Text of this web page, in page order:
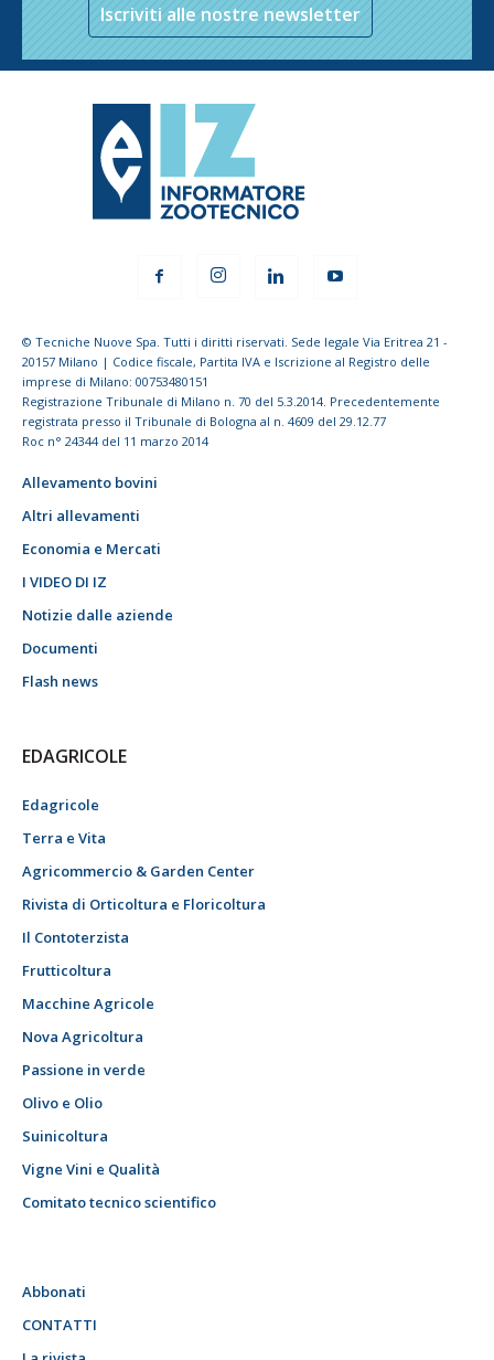
Iscriviti alle nostre newsletter
© Tecniche Nuove Spa. Tutti i diritti riservati. Sede legale Via Eritrea 21 -
20157 Milano | Codice fiscale, Partita IVA e Iscrizione al Registro delle
imprese di Milano: 00753480151
Registrazione Tribunale di Milano n. 70 del 5.3.2014. Precedentemente
registrata presso il Tribunale di Bologna al n. 4609 del 29.12.77
Roc n° 24344 del 11 marzo 2014
Allevamento bovini
Altri allevamenti
Economia e Mercati
I VIDEO DI IZ
Notizie dalle aziende
Documenti
Flash news
EDAGRICOLE
Edagricole
Terra e Vita
Agricommercio & Garden Center
Rivista di Orticoltura e Floricoltura
Il Contoterzista
Frutticoltura
Macchine Agricole
Nova Agricoltura
Passione in verde
Olivo e Olio
Suinicoltura
Vigne Vini e Qualità
Comitato tecnico scientifico
Abbonati
CONTATTI